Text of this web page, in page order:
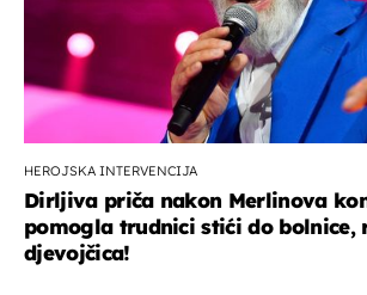
HEROJSKA INTERVENCIJA
Dirljiva priča nakon Merlinova
pomogla trudnici stići do bolnice,
djevojčica!